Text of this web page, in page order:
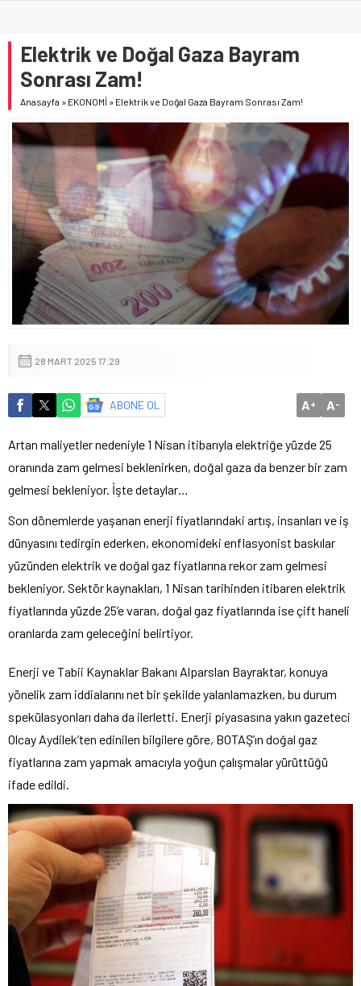
Elektrik ve Doğal Gaza Bayram
Sonrası Zam!
Anasayfa » EKONOMİ » Elektrik ve Doğal Gaza Bayram Sonrası Zam!
28 MART 2025 17:29
ABONE OL A+ A-
Artan maliyetler nedeniyle 1 Nisan itibarıyla elektriğe yüzde 25
oranında zam gelmesi beklenirken, doğal gaza da benzer bir zam
gelmesi bekleniyor. İşte detaylar…
Son dönemlerde yaşanan enerji fiyatlarındaki artış, insanları ve iş
dünyasını tedirgin ederken, ekonomideki enflasyonist baskılar
yüzünden elektrik ve doğal gaz fiyatlarına rekor zam gelmesi
bekleniyor. Sektör kaynakları, 1 Nisan tarihinden itibaren elektrik
fiyatlarında yüzde 25’e varan, doğal gaz fiyatlarında ise çift haneli
oranlarda zam geleceğini belirtiyor.
Enerji ve Tabii Kaynaklar Bakanı Alparslan Bayraktar, konuya
yönelik zam iddialarını net bir şekilde yalanlamazken, bu durum
spekülasyonları daha da ilerletti. Enerji piyasasına yakın gazeteci
Olcay Aydilek’ten edinilen bilgilere göre, BOTAŞ’ın doğal gaz
fiyatlarına zam yapmak amacıyla yoğun çalışmalar yürüttüğü
ifade edildi.